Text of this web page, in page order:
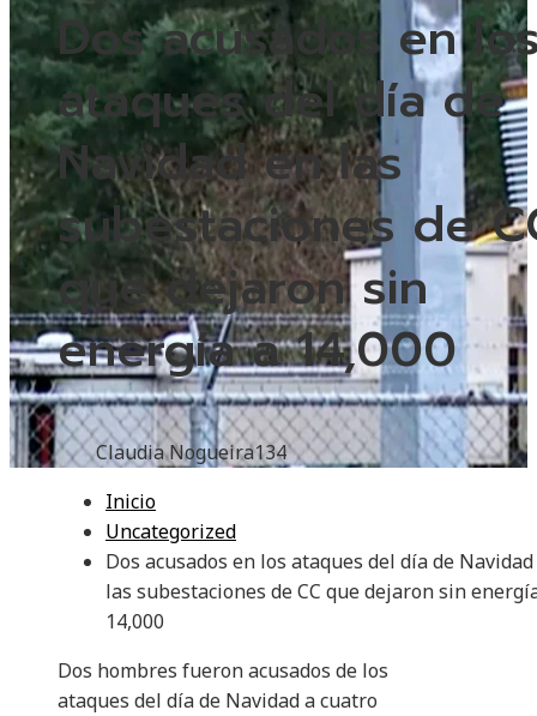
Dos acusados ​​en
ataques del día de
Navidad en las
subestaciones de
que dejaron sin
energía a 14,000
Claudia Nogueira134
Inicio
Uncategorized
Dos acusados ​​en los ataques del día de
las subestaciones de CC que dejaron sin
14,000
Dos hombres fueron acusados ​​de los
ataques del día de Navidad a cuatro